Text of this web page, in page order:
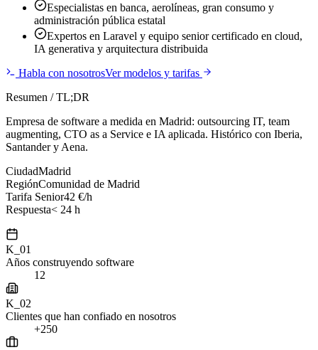
Especialistas en banca, aerolíneas, gran consumo y
administración pública estatal
Expertos en Laravel y equipo senior certificado en cloud,
IA generativa y arquitectura distribuida
Habla con nosotrosVer modelos y tarifas
Resumen / TL;DR
Empresa de software a medida en Madrid: outsourcing IT, team
augmenting, CTO as a Service e IA aplicada. Histórico con Iberia,
Santander y Aena.
CiudadMadrid
RegiónComunidad de Madrid
Tarifa Senior42 €/h
Respuesta< 24 h
K_01
Años construyendo software
12
K_02
Clientes que han confiado en nosotros
+250